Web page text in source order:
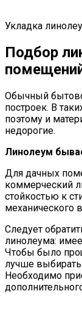
Укладка
Подбор
Обычный
построек. В
поэтому и
недорогие.
Линолеум
Для дачных
коммерческий
стойкостью к
механического
Следует
линолеума:
Чтобы было
лучше
Необходимо